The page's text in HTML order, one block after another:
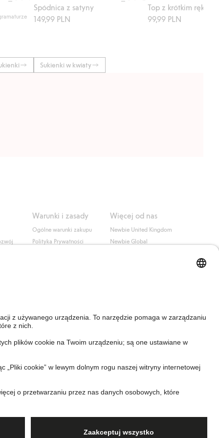
Spódnica z satyny
149,99 PLN
99,99 PLN
Sukienki w kwiaty
Warunki i zasady
Ogólne warunki zakupu
Polityka Prywatności
Więcej od nas
Newbie United Kingdom
Newbie Global